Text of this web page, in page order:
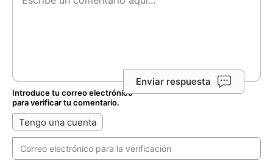
Enviar respuesta
Introduce tu correo electrónico
para verificar tu comentario.
Tengo una cuenta